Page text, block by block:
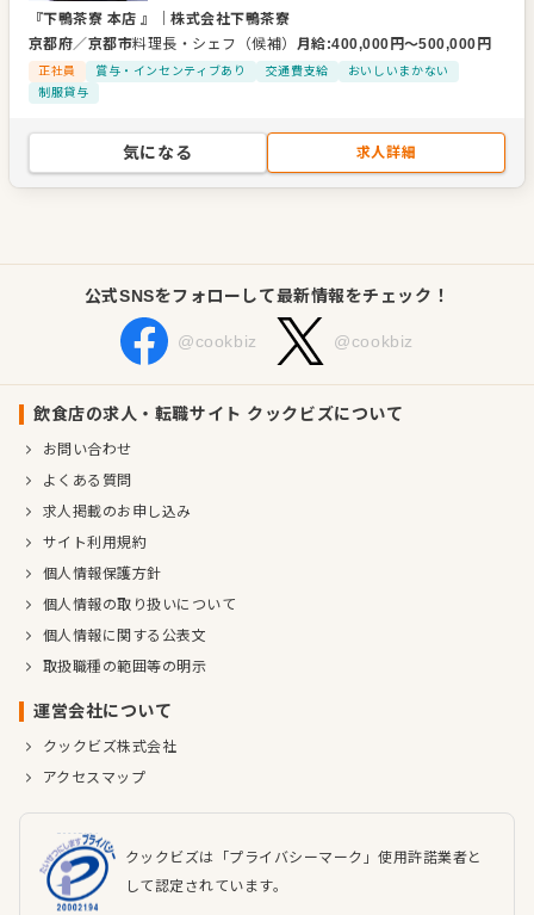
『下鴨茶寮 本店 』 ｜株式会社下鴨茶寮
京都府／京都市料理長・シェフ（候補） 月給:400,000 円〜500,000 円
正社員 賞与・インセンティブあり 交通費支給
おいしいまかない
制服貸与
気になる 求人詳細
公式SNSをフォローして最新情報をチェック！
@cookbiz @cookbiz
飲食店の求人・転職サイト クックビズについて
お問い合わせ
よくある質問
求人掲載のお申し込み
サイト利用規約
個人情報保護方針
個人情報の取り扱いについて
個人情報に関する公表文
取扱職種の範囲等の明示
運営会社について
クックビズ株式会社
アクセスマップ
クックビズは「プライバシーマーク」使用許諾業者と
して認定されています。